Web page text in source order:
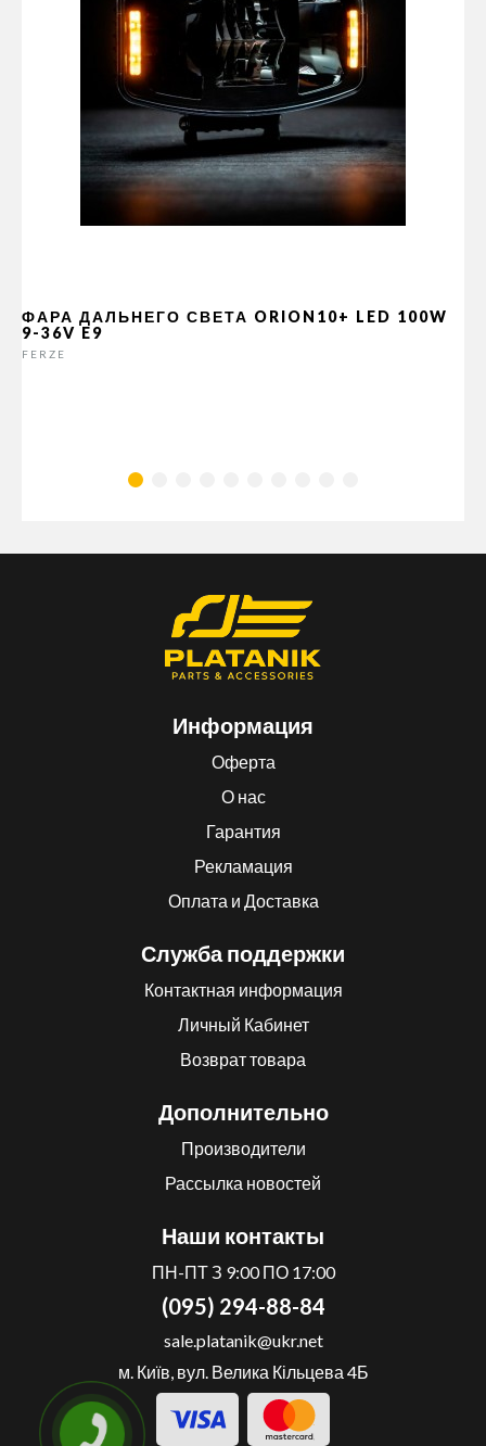
ФАРА ДАЛЬНЕГО СВЕТА ORION10+ LED 100W
9-36V E9
FERZE
Информация
Оферта
О нас
Гарантия
Рекламация
Оплата и Доставка
Служба поддержки
Контактная информация
Личный Кабинет
Возврат товара
Дополнительно
Производители
Рассылка новостей
Наши контакты
ПН-ПТ З 9:00 ПО 17:00
(095) 294-88-84
sale.platanik@ukr.net
м. Київ, вул. Велика Кільцева 4Б